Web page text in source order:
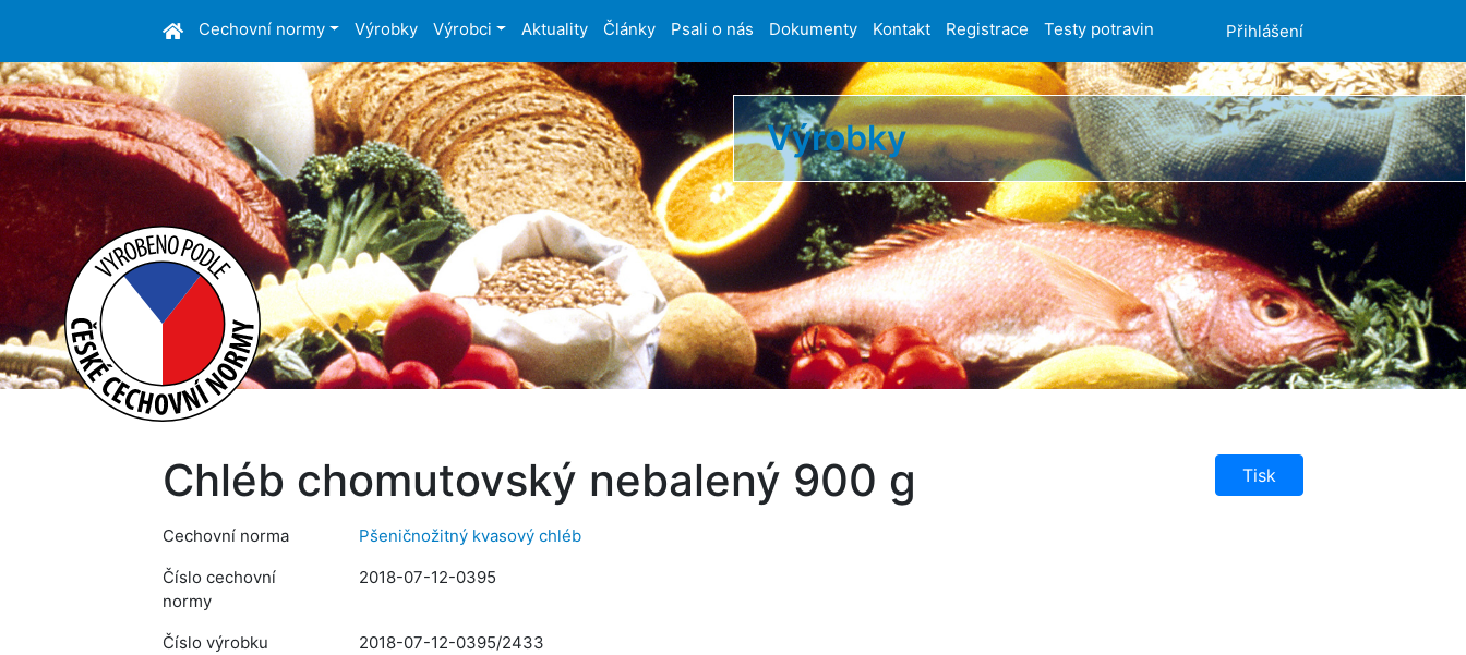
Cechovní normy Výrobky Výrobci Aktuality Články Psali o nás Dokumenty Kontakt Registrace Testy potravin Přihlášení
Výrobky
Chléb chomutovský nebalený 900 g Tisk
Cechovní norma
Pšeničnožitný kvasový chléb
Číslo cechovní
normy
2018-07-12-0395
Číslo výrobku
2018-07-12-0395/2433